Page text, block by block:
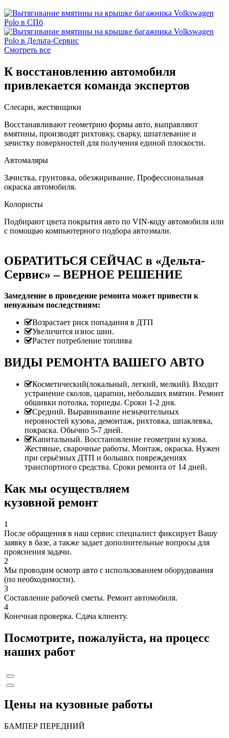
Смотреть все
К восстановлению автомобиля
привлекается команда экспертов
Слесари, жестянщики
Восстанавливают геометрию формы авто, выправляют
вмятины, производят рихтовку, сварку, шпатлевание и
зачистку поверхностей для получения единой плоскости.
Автомаляры
Зачистка, грунтовка, обезжиривание. Профессиональная
окраска автомобиля.
Колористы
Подбирают цвета покрытия авто по VIN-коду автомобиля или
с помощью компьютерного подбора автоэмали.
ОБРАТИТЬСЯ СЕЙЧАС в «Дельта-
Сервис» – ВЕРНОЕ РЕШЕНИЕ
Замедление в проведение ремонта может привести к
ненужным последствиям:
Возрастает риск попадания в ДТП
Увеличится износ шин.
Растет потребление топлива
ВИДЫ РЕМОНТА ВАШЕГО АВТО
Косметический(локальный, легкий, мелкий). Входит
устранение сколов, царапин, небольших вмятин. Ремонт
обшивки потолка, торпеды. Сроки 1-2 дня.
Средний. Выравнивание незначительных
неровностей кузова, демонтаж, рихтовка, шпаклевка,
покраска. Обычно 5-7 дней.
Капитальный. Восстановление геометрии кузова.
Жестяные, сварочные работы. Монтаж, окраска. Нужен
при серьёзных ДТП и больших повреждениях
транспортного средства. Сроки ремонта от 14 дней.
Как мы осуществляем
кузовной ремонт
1
После обращения в наш сервис специалист фиксирует Вашу
заявку в базе, а также задает дополнительные вопросы для
прояснения задачи.
2
Мы проводим осмотр авто с использованием оборудования
(по необходимости).
3
Составление рабочей сметы. Ремонт автомобиля.
4
Конечная проверка. Сдача клиенту.
Посмотрите, пожалуйста, на процесс
наших работ
Цены на кузовные работы
БАМПЕР ПЕРЕДНИЙ